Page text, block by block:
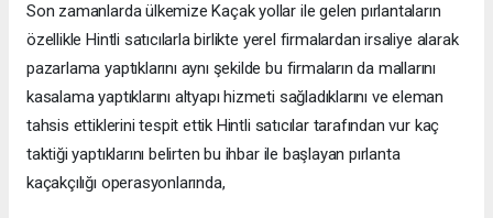
Son zamanlarda ülkemize Kaçak yollar ile gelen pırlantaların
özellikle Hintli satıcılarla birlikte yerel firmalardan irsaliye alarak
pazarlama yaptıklarını aynı şekilde bu firmaların da mallarını
kasalama yaptıklarını altyapı hizmeti sağladıklarını ve eleman
tahsis ettiklerini tespit ettik Hintli satıcılar tarafından vur kaç
taktiği yaptıklarını belirten bu ihbar ile başlayan pırlanta
kaçakçılığı operasyonlarında,